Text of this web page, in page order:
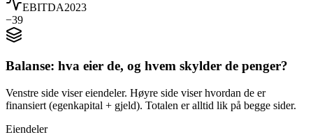
EBITDA2023
−39
Balanse: hva eier de, og hvem skylder de penger?
Venstre side viser eiendeler. Høyre side viser hvordan de er
finansiert (egenkapital + gjeld). Totalen er alltid lik på begge sider.
Eiendeler